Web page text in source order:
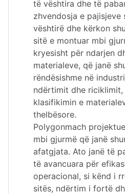
të vështira dhe të
zhvendosja e pajisjeve
vështirë dhe kërkon
sitë e montuar mbi
kryesisht për ndarjen
materialeve, që janë
rëndësishme në
ndërtimit dhe riciklimit,
klasifikimin e
thelbësore.
Polygonmach
mbi gjurmë që janë
afatgjata. Ato janë të
të avancuara për
operacional, si kënd i
sitës, ndërtim i fortë